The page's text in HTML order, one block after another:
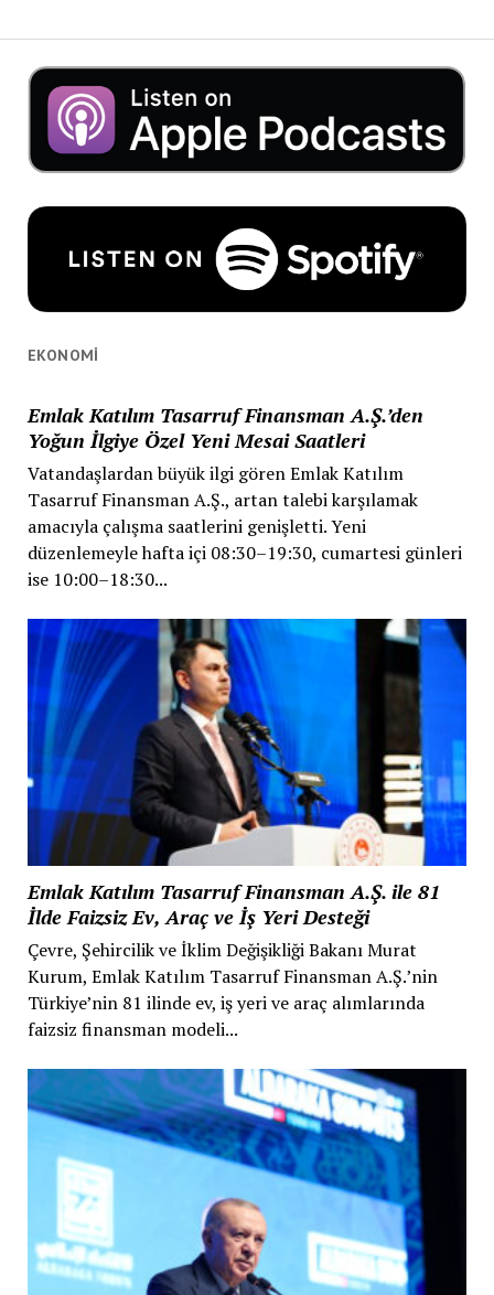
EKONOMI
Emlak Katılım Tasarruf Finansman A.Ş.’den
Yoğun İlgiye Özel Yeni Mesai Saatleri
Vatandaşlardan büyük ilgi gören Emlak Katılım
Tasarruf Finansman A.Ş., artan talebi karşılamak
amacıyla çalışma saatlerini genişletti. Yeni
düzenlemeyle hafta içi 08:30–19:30, cumartesi günleri
ise 10:00–18:30...
Emlak Katılım Tasarruf Finansman A.Ş. ile 81
İlde Faizsiz Ev, Araç ve İş Yeri Desteği
Çevre, Şehircilik ve İklim Değişikliği Bakanı Murat
Kurum, Emlak Katılım Tasarruf Finansman A.Ş.’nin
Türkiye’nin 81 ilinde ev, iş yeri ve araç alımlarında
faizsiz finansman modeli...